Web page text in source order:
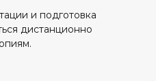
и подготовка
дистанционно